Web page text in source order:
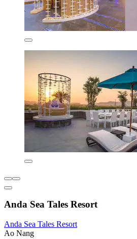
Anda Sea Tales Resort
Anda Sea Tales Resort
Ao Nang